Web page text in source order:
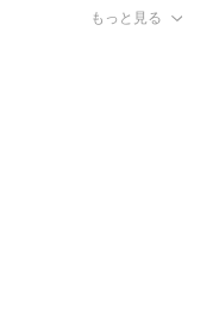
もっと見る